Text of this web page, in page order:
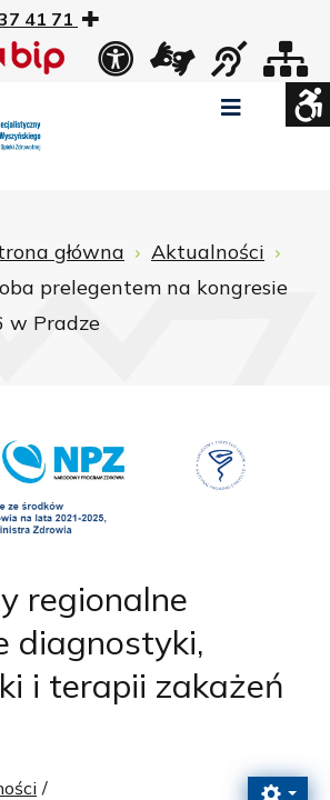
41 71
Widok
WCAG
główna
Aktualności
prelegentem na kongresie
w Pradze
regionalne
diagnostyki,
i terapii zakażeń